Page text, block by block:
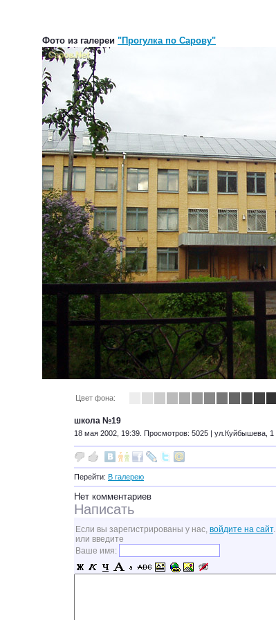
Фото из галереи "Прогулка по Сарову"
Цвет фона:
школа №19
18 мая 2002, 19:39. Просмотров: 5025 | ул.Куйбышева, 1
Перейти: В галерею
Нет комментариев
Написать
Если вы зарегистрированы у нас, войдите на сайт.
или введите
Ваше имя: